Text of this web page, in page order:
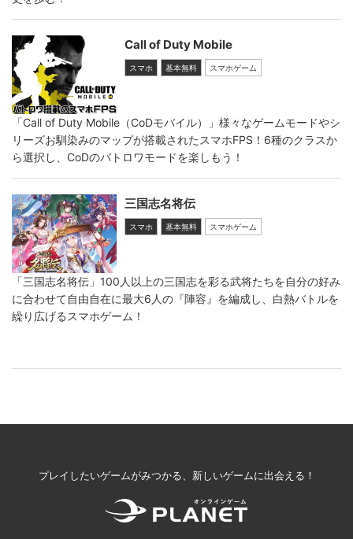
Call of Duty Mobile
スマホ 基本無料 スマホゲーム
「Call of Duty Mobile（CoDモバイル）」様々なゲームモードやシ
リーズお馴染みのマップが搭載されたスマホFPS！6種のクラスか
ら選択し、CoDのバトロワモードを楽しもう！
三国志名将伝
スマホ 基本無料 スマホゲーム
「三国志名将伝」100人以上の三国志を彩る武将たちを自分の好み
に合わせて自由自在に最大6人の『陣容』を編成し、白熱バトルを
繰り広げるスマホゲーム！
プレイしたいゲームがみつかる、新しいゲームに出会える！